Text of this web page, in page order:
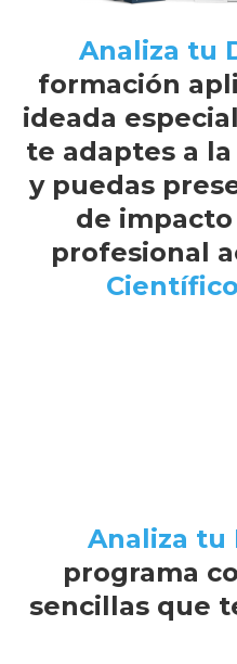
Analiza tu
formación
ideada
te adaptes a
y puedas
de
profesional
Analiza tu
programa
sencillas que